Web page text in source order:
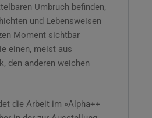
Umbruch befinden,
und Lebensweisen
Moment sichtbar
einen, meist aus
den anderen weichen
die Arbeit im »Alpha++